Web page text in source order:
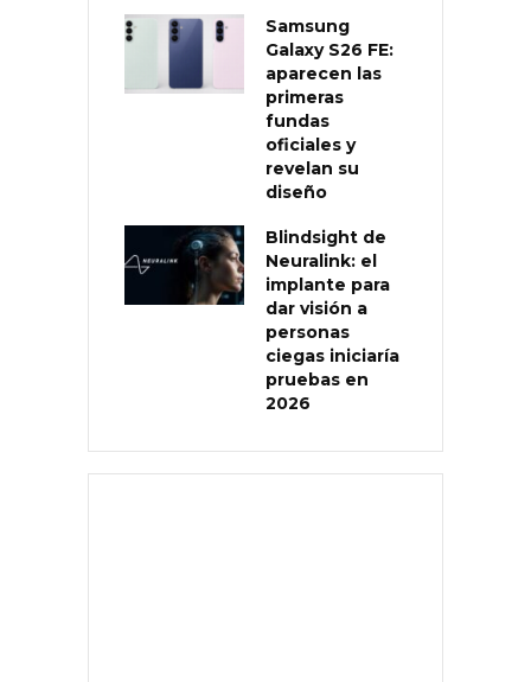
Samsung
Galaxy S26 FE:
aparecen las
primeras
fundas
oficiales y
revelan su
diseño
Blindsight de
Neuralink: el
implante para
dar visión a
personas
ciegas iniciaría
pruebas en
2026